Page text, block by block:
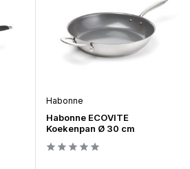
Habonne
Habonne ECOVITE
Koekenpan Ø 30 cm